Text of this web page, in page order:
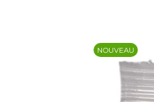
NOUVEAU